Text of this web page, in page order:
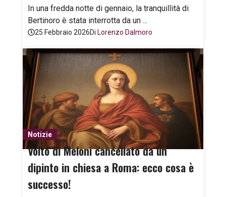
In una fredda notte di gennaio, la tranquillità di
Bertinoro è stata interrotta da un ...
25 Febbraio 2026Di Lorenzo Dalmoro
Notizie
Volto di Meloni cancellato da un
dipinto in chiesa a Roma: ecco cosa è
successo!